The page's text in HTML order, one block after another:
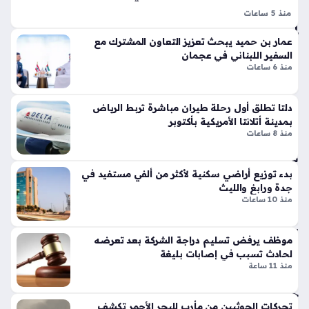
تي
س
وبر
سب
ورت
تك
سر
قوا
الت
ص
مي
م
الت
قلي
دي
بلم
ت
الإم
ارا
تي
منذ
دقي
قة
تع
زيز
التب
اد
الت
جا
ري
خ
منذ 5 ساعات
إلى الارتقاء بمستوى الدعم الفني والهندسي المقدم لمرافق الإيواء
الحيوية، حيث تسعى هذه الشراكة الاستراتيجية إلى تطبيق أرقى
عمار بن حميد يبحث تعزيز التعاون المشترك مع
السفير اللبناني في عجمان
منذ 6 ساعات
دلتا تطلق أول رحلة طيران مباشرة تربط الرياض
بمدينة أتلانتا الأمريكية بأكتوبر
منذ 8 ساعات
بدء توزيع أراضي سكنية لأكثر من ألفي مستفيد في
جدة ورابغ والليث
منذ 10 ساعات
موظف يرفض تسليم دراجة الشركة بعد تعرضه
لحادث تسبب في إصابات بليغة
منذ 11 ساعة
تحركات الحوثيين من مأرب للبحر الأحمر تكشف